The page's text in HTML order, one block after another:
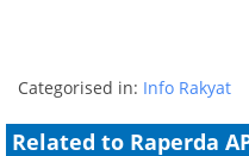
Categorised in: Info Rakyat
Related to Raperda